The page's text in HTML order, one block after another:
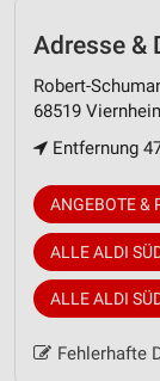
Adresse &
Robert-
68519
Entfernung
ANGEBOTE &
ALLE ALDI
ALLE ALDI
Fehlerhafte